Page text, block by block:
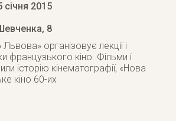
січня 2015
8
Львова» організовує лекції і
французького кіно. Фільми і
історію кінематографії, «Нова
кіно 60-их